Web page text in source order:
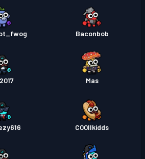
Baconbob
Mas
C00llkidds